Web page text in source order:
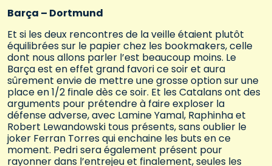
Barça – Dortmund
Et si les deux rencontres de la veille étaient plutôt
équilibrées sur le papier chez les bookmakers, celle
dont nous allons parler l’est beaucoup moins. Le
Barça est en effet grand favori ce soir et aura
sûrement envie de mettre une grosse option sur une
place en 1/2 finale dès ce soir. Et les Catalans ont des
arguments pour prétendre à faire exploser la
défense adverse, avec Lamine Yamal, Raphinha et
Robert Lewandowski tous présents, sans oublier le
joker Ferran Torres qui enchaine les buts en ce
moment. Pedri sera également présent pour
rayonner dans l’entrejeu et finalement, seules les